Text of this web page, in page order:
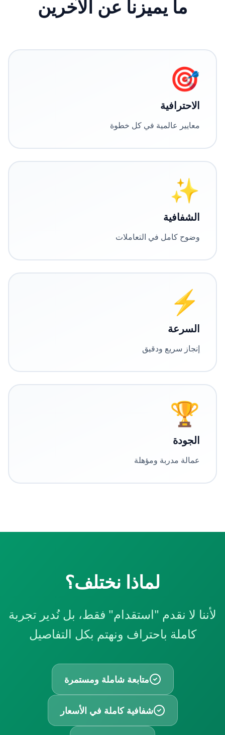
ما يميزنا عن الآخرين
🎯
الاحترافية
معايير عالمية في كل خطوة
✨
الشفافية
وضوح كامل في التعاملات
⚡
السرعة
إنجاز سريع ودقيق
🏆
الجودة
عمالة مدربة ومؤهلة
لماذا نختلف؟
لأننا لا نقدم "استقدام" فقط، بل نُدير تجربة
كاملة باحتراف ونهتم بكل التفاصيل
متابعة شاملة ومستمرة
شفافية كاملة في الأسعار